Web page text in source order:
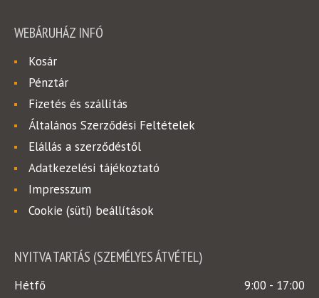
WEBÁRUHÁZ INFÓ
Kosár
Pénztár
Fizetés és szállítás
Általános Szerződési Feltételek
Elállás a szerződéstől
Adatkezelési tájékoztató
Impresszum
Cookie (süti) beállítások
NYITVA TARTÁS (SZEMÉLYES ÁTVÉTEL)
Hétfő
9:00 - 17:00